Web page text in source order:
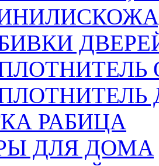
РАБИЦА
ДЛЯ ДОМА